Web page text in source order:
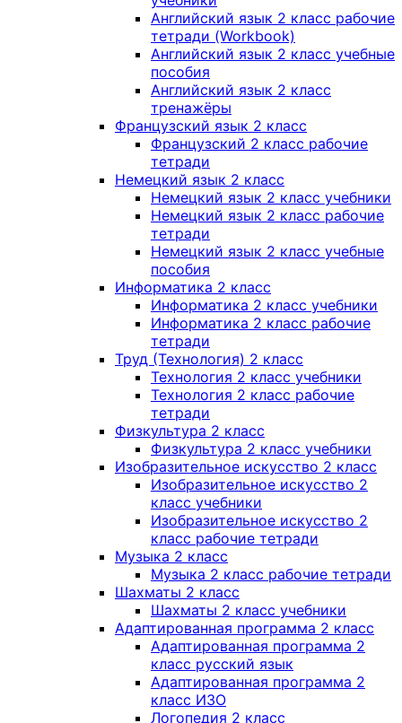
Английский язык 2 класс рабочие
тетради (Workbook)
Английский язык 2 класс учебные
пособия
Английский язык 2 класс
тренажёры
Французский язык 2 класс
Французский 2 класс рабочие
тетради
Немецкий язык 2 класс
Немецкий язык 2 класс учебники
Немецкий язык 2 класс рабочие
тетради
Немецкий язык 2 класс учебные
пособия
Информатика 2 класс
Информатика 2 класс учебники
Информатика 2 класс рабочие
тетради
Труд (Технология) 2 класс
Технология 2 класс учебники
Технология 2 класс рабочие
тетради
Физкультура 2 класс
Физкультура 2 класс учебники
Изобразительное искусство 2 класс
Изобразительное искусство 2
класс учебники
Изобразительное искусство 2
класс рабочие тетради
Музыка 2 класс
Музыка 2 класс рабочие тетради
Шахматы 2 класс
Шахматы 2 класс учебники
Адаптированная программа 2 класс
Адаптированная программа 2
класс русский язык
Адаптированная программа 2
класс ИЗО
Логопедия 2 класс